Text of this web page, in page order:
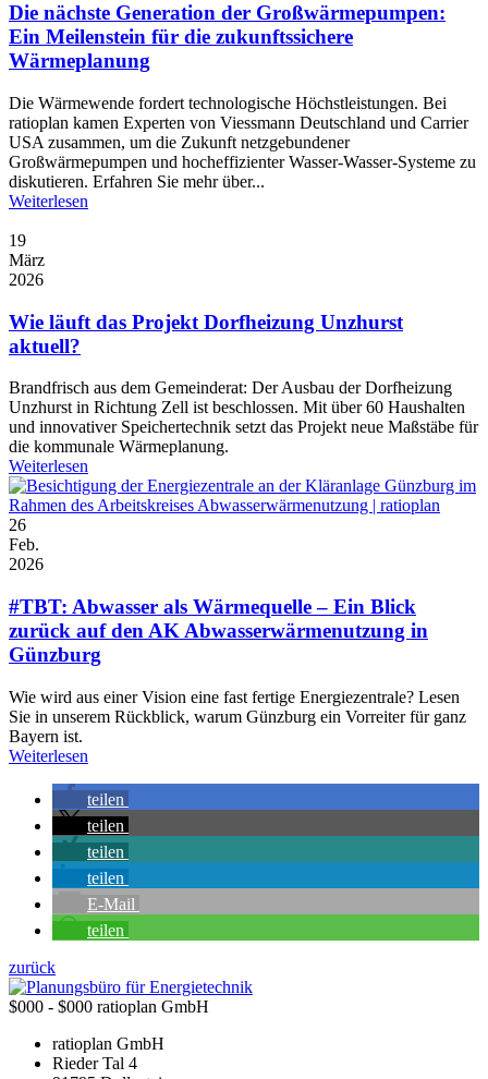
Die nächste Generation der Großwärmepumpen:
Ein Meilenstein für die zukunftssichere
Wärmeplanung
Die Wärmewende fordert technologische Höchstleistungen. Bei
ratioplan kamen Experten von Viessmann Deutschland und Carrier
USA zusammen, um die Zukunft netzgebundener
Großwärmepumpen und hocheffizienter Wasser-Wasser-Systeme zu
diskutieren. Erfahren Sie mehr über...
Weiterlesen
19
März
2026
Wie läuft das Projekt Dorfheizung Unzhurst
aktuell?
Brandfrisch aus dem Gemeinderat: Der Ausbau der Dorfheizung
Unzhurst in Richtung Zell ist beschlossen. Mit über 60 Haushalten
und innovativer Speichertechnik setzt das Projekt neue Maßstäbe für
die kommunale Wärmeplanung.
Weiterlesen
26
Feb.
2026
#TBT: Abwasser als Wärmequelle – Ein Blick
zurück auf den AK Abwasserwärmenutzung in
Günzburg
Wie wird aus einer Vision eine fast fertige Energiezentrale? Lesen
Sie in unserem Rückblick, warum Günzburg ein Vorreiter für ganz
Bayern ist.
Weiterlesen
teilen
teilen
teilen
teilen
E-Mail
teilen
zurück
$000 - $000 ratioplan GmbH
ratioplan GmbH
Rieder Tal 4